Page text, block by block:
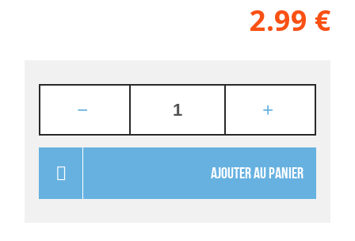
2.99 €
AJOUTER AU PANIER